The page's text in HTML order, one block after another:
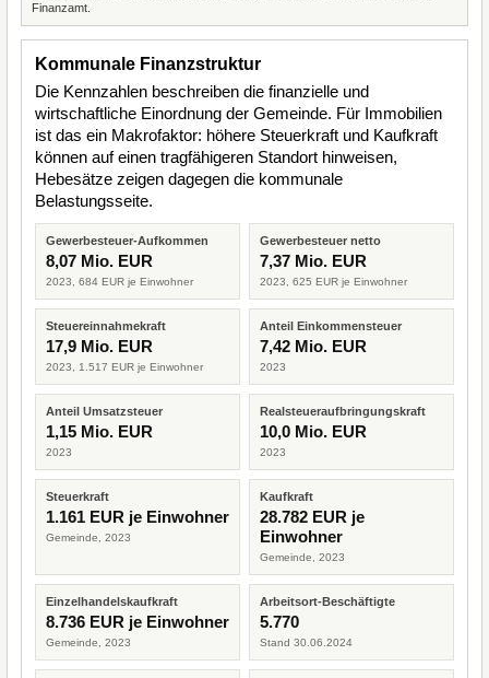
Finanzamt.
Kommunale Finanzstruktur
Die Kennzahlen beschreiben die finanzielle und
wirtschaftliche Einordnung der Gemeinde. Für Immobilien
ist das ein Makrofaktor: höhere Steuerkraft und Kaufkraft
können auf einen tragfähigeren Standort hinweisen,
Hebesätze zeigen dagegen die kommunale
Belastungsseite.
Gewerbesteuer-Aufkommen
8,07 Mio. EUR
2023, 684 EUR je Einwohner
Gewerbesteuer netto
7,37 Mio. EUR
2023, 625 EUR je Einwohner
Steuereinnahmekraft
17,9 Mio. EUR
2023, 1.517 EUR je Einwohner
Anteil Einkommensteuer
7,42 Mio. EUR
2023
Anteil Umsatzsteuer
1,15 Mio. EUR
2023
Realsteueraufbringungskraft
10,0 Mio. EUR
2023
Steuerkraft
1.161 EUR je Einwohner
Gemeinde, 2023
Kaufkraft
28.782 EUR je
Einwohner
Gemeinde, 2023
Einzelhandelskaufkraft
8.736 EUR je Einwohner
Gemeinde, 2023
Arbeitsort-Beschäftigte
5.770
Stand 30.06.2024